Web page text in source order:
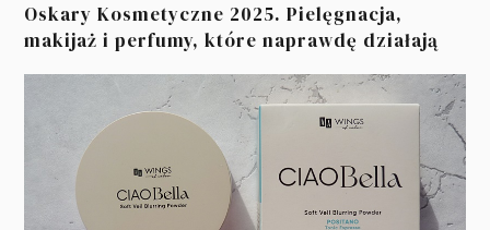
Oskary Kosmetyczne 2025. Pielęgnacja,
makijaż i perfumy, które naprawdę działają